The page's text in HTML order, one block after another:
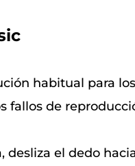
habitual para
fallos de
el dedo